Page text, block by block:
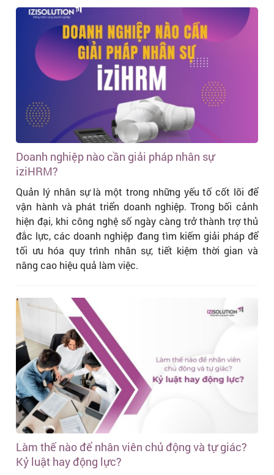
Doanh nghiệp nào cần giải pháp nhân sự
iziHRM?
Quản lý nhân sự là một trong những yếu tố cốt lõi để
vận hành và phát triển doanh nghiệp. Trong bối cảnh
hiện đại, khi công nghệ số ngày càng trở thành trợ thủ
đắc lực, các doanh nghiệp đang tìm kiếm giải pháp để
tối ưu hóa quy trình nhân sự, tiết kiệm thời gian và
nâng cao hiệu quả làm việc.
Làm thế nào để nhân viên chủ động và tự giác?
Kỷ luật hay động lực?